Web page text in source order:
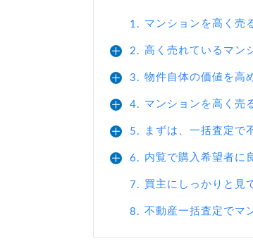
1. マンションを高く売
2. 高く売れているマン
3. 物件自体の価値を高
4. マンションを高く売
5. まずは、一括査定で
6. 内覧で購入希望者に
7. 買主にしっかりと見
8. 不動産一括査定でマ